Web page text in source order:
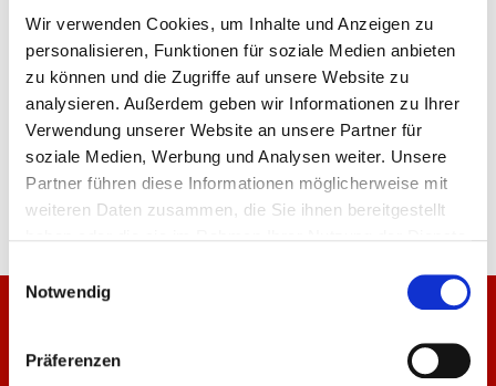
Wir verwenden Cookies, um Inhalte und Anzeigen zu
personalisieren, Funktionen für soziale Medien anbieten
zu können und die Zugriffe auf unsere Website zu
analysieren. Außerdem geben wir Informationen zu Ihrer
Verwendung unserer Website an unsere Partner für
soziale Medien, Werbung und Analysen weiter. Unsere
Partner führen diese Informationen möglicherweise mit
weiteren Daten zusammen, die Sie ihnen bereitgestellt
Notwendig
Präferenzen
Nichts mehr verpassen!